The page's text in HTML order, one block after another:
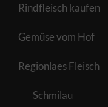
Rindfleisch kaufen
Gemüse vom Hof
Regionlaes Fleisch
Schmilau